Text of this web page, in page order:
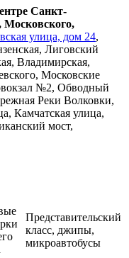
Санкт-
Московского,
улица, дом 24,
Лиговский
Владимирская,
Московские
№2, Обводный
Реки Волковки,
Камчатская улица,
мост,
Представительский
класс, джипы,
микроавтобусы